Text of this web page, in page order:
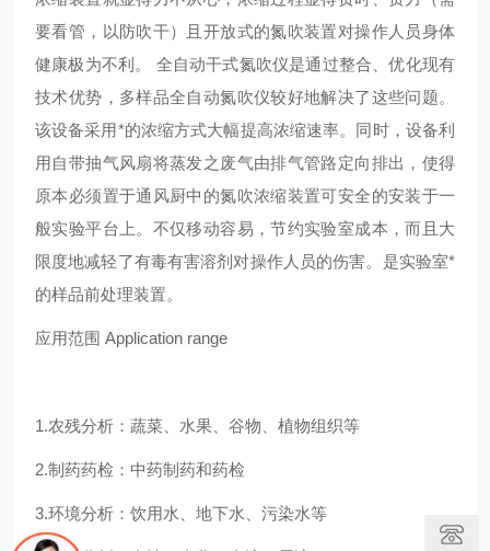
要看管，以防吹干）且开放式的氮吹装置对操作人员身体
健康极为不利。 全自动干式氮吹仪是通过整合、优化现有
技术优势，多样品全自动氮吹仪较好地解决了这些问题。
该设备采用*的浓缩方式大幅提高浓缩速率。同时，设备利
用自带抽气风扇将蒸发之废气由排气管路定向排出，使得
原本必须置于通风厨中的氮吹浓缩装置可安全的安装于一
般实验平台上。不仅移动容易，节约实验室成本，而且大
限度地减轻了有毒有害溶剂对操作人员的伤害。是实验室*
的样品前处理装置。
应用范围 Application range
1.农残分析：蔬菜、水果、谷物、植物组织等
2.制药药检：中药制药和药检
3.环境分析：饮用水、地下水、污染水等